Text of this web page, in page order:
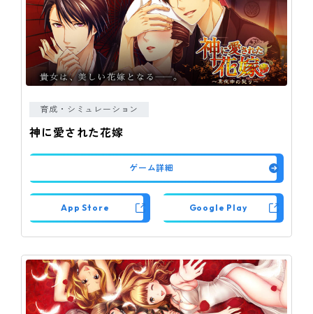
育成・シミュレーション
神に愛された花嫁
ゲーム詳細
App Store Google Play